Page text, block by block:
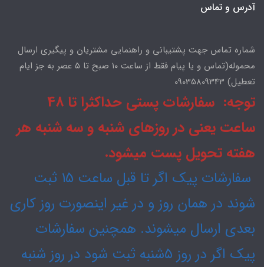
آدرس و تماس
شماره تماس جهت پشتیبانی و راهنمایی مشتریان و پیگیری ارسال
محموله(تماس و یا پیام فقط از ساعت ۱۰ صبح تا ۵ عصر به جز ایام
تعطیل) 09035809343
توجه: سفارشات پستی حداکثرا تا 48
ساعت یعنی در روزهای شنبه و سه شنبه هر
هفته تحویل پست میشود.
سفارشات پیک اگر تا قبل ساعت 15 ثبت
شوند در همان روز و در غیر اینصورت روز کاری
بعدی ارسال میشوند. همچنین سفارشات
پیک اگر در روز ۵شنبه ثبت شود در روز شنبه